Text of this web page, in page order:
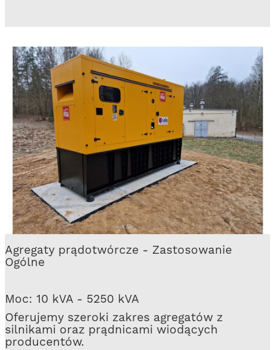
Agregaty prądotwórcze - Zastosowanie
Ogólne
Moc: 10 kVA - 5250 kVA
Oferujemy szeroki zakres agregatów z
silnikami oraz prądnicami wiodących
producentów.